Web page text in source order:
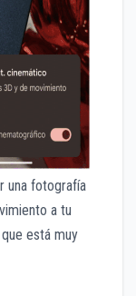
una fotografía
a tu
está muy